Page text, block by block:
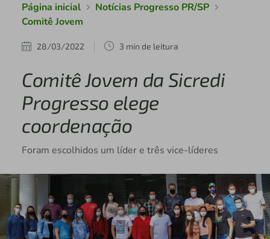
Página inicial
Notícias Progresso PR/SP
Comitê Jovem
28/03/2022 3 min de leitura
Comitê Jovem da Sicredi
Progresso elege
coordenação
Foram escolhidos um líder e três vice-líderes